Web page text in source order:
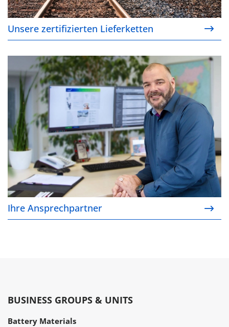
Unsere zertifizierten Lieferketten
Ihre Ansprechpartner
Ihre Ansprechpartner
BUSINESS GROUPS & UNITS
Battery Materials